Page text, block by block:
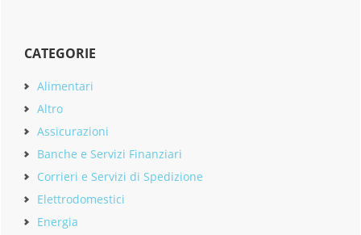
CATEGORIE
Alimentari
Altro
Assicurazioni
Banche e Servizi Finanziari
Corrieri e Servizi di Spedizione
Elettrodomestici
Energia